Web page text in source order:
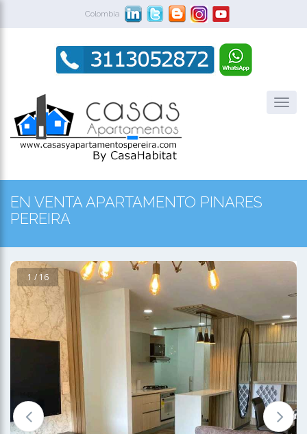
Colombia
EN VENTA APARTAMENTO PINARES
PEREIRA
1 / 16